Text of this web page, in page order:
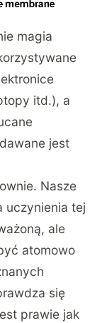
magia
itd.), a
jest
Nasze
uczynienia tej
ale
atomowo
się
prawie jak